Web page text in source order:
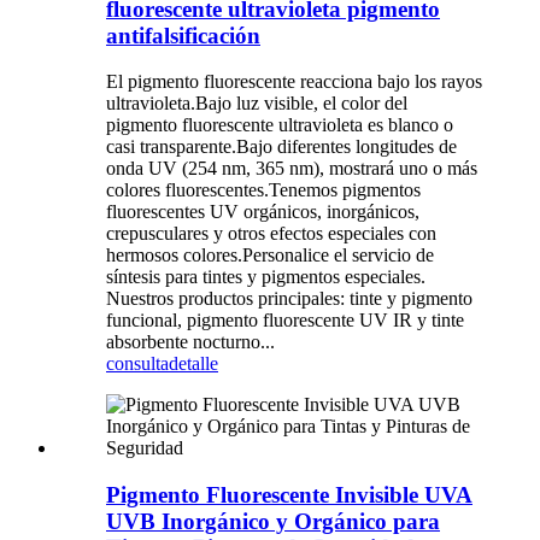
fluorescente ultravioleta pigmento
antifalsificación
El pigmento fluorescente reacciona bajo los rayos
ultravioleta.Bajo luz visible, el color del
pigmento fluorescente ultravioleta es blanco o
casi transparente.Bajo diferentes longitudes de
onda UV (254 nm, 365 nm), mostrará uno o más
colores fluorescentes.Tenemos pigmentos
fluorescentes UV orgánicos, inorgánicos,
crepusculares y otros efectos especiales con
hermosos colores.Personalice el servicio de
síntesis para tintes y pigmentos especiales.
Nuestros productos principales: tinte y pigmento
funcional, pigmento fluorescente UV IR y tinte
absorbente nocturno...
consultadetalle
Pigmento Fluorescente Invisible UVA
UVB Inorgánico y Orgánico para